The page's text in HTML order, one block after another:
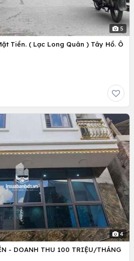
5
Tiền. ( Lạc Long Quân ) Tây Hồ. Ô
4
- DOANH THU 100 TRIỆU/THÁNG